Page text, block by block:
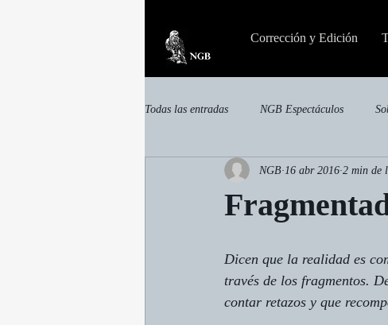
Corrección y Edición
Todas las entradas NGB Espectáculos
Otras publicaciones
NGB 16 abr 2016 2 min de
Dicen que la realidad es
través de los fragmentos.
contar retazos y que